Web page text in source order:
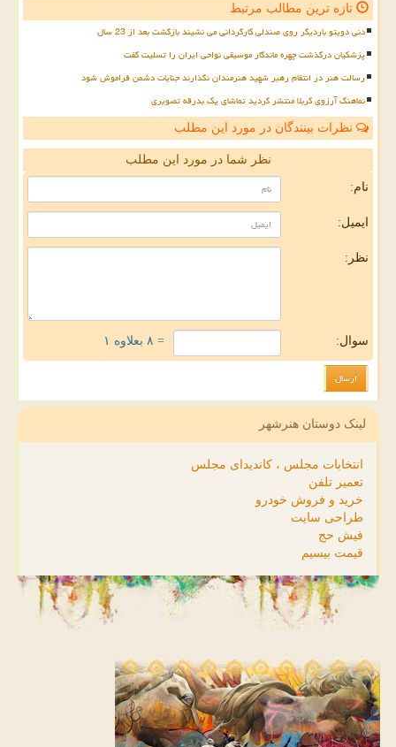
تازه ترین مطالب مرتبط
دنی دویتو باردیگر روی صندلی کارگردانی می نشیند بازگشت بعد از 23 سال
پزشکیان درگذشت چهره ماندگار موسیقی نواحی ایران را تسلیت گفت
رسالت هنر در انتقام رهبر شهید هنرمندان نگذارند جنایات دشمن فراموش شود
نماهنگ آرزوی کربلا منتشر گردید تماشای یک بدرقه تصویری
نظرات بینندگان در مورد این مطلب
نظر شما در مورد این مطلب
نام:
ایمیل:
نظر:
سوال: = ۸ بعلاوه ۱
لینک دوستان هنرشهر
انتخابات مجلس ، کاندیدای مجلس
تعمیر تلفن
خرید و فروش خودرو
طراحی سایت
فیش حج
قیمت بیسیم